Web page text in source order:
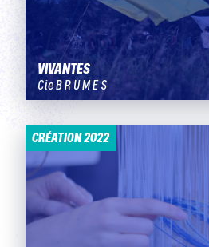
VIVANTES
Cie B R U M E S
CRÉATION 2022